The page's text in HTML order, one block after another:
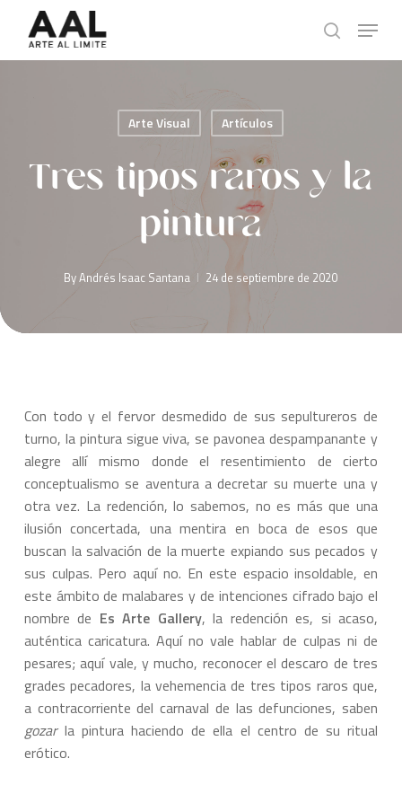
main
search
Menu
Arte Visual Artículos
Tres tipos raros y la
pintura
ByAndrés Isaac Santana 24 de septiembre de 2020
Con todo y el fervor desmedido de sus sepultureros de
turno, la pintura sigue viva, se pavonea despampanante y
alegre allí mismo donde el resentimiento de cierto
conceptualismo se aventura a decretar su muerte una y
otra vez. La redención, lo sabemos, no es más que una
ilusión concertada, una mentira en boca de esos que
buscan la salvación de la muerte expiando sus pecados y
sus culpas. Pero aquí no. En este espacio insoldable, en
este ámbito de malabares y de intenciones cifrado bajo el
nombre de Es Arte Gallery, la redención es, si acaso,
auténtica caricatura. Aquí no vale hablar de culpas ni de
pesares; aquí vale, y mucho, reconocer el descaro de tres
grades pecadores, la vehemencia de tres tipos raros que,
a contracorriente del carnaval de las defunciones, saben
gozarla pintura haciendo de ella el centro de su ritual
erótico.